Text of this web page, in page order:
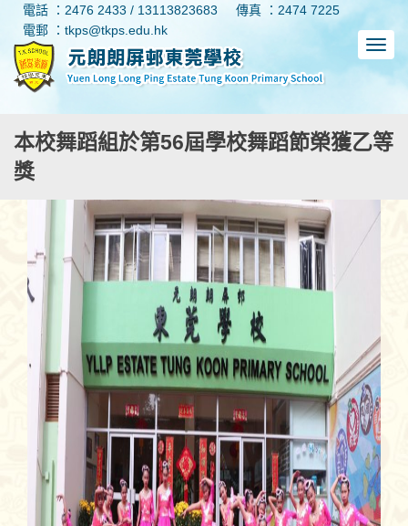
電話 ：2476 2433 / 13113823683
傳真 ：2474 7225
電郵 ：tkps@tkps.edu.hk
本校舞蹈組於第56屆學校舞蹈節榮獲乙等
獎